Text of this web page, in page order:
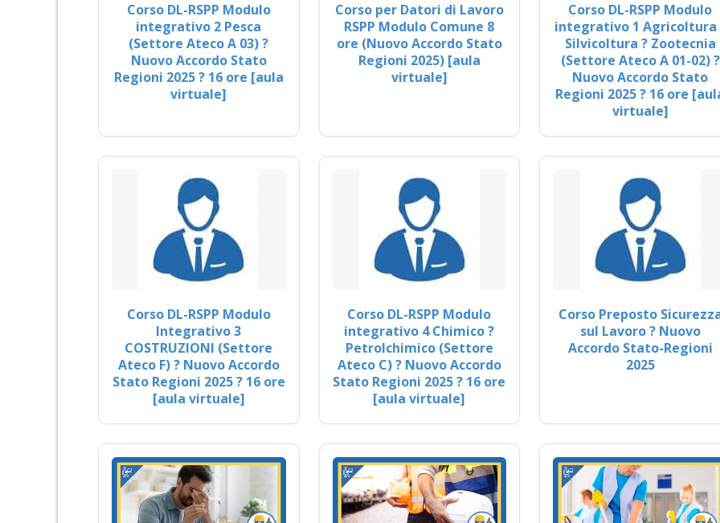
Corso DL-RSPP Modulo
integrativo 2 Pesca
(Settore Ateco A 03) ?
Nuovo Accordo Stato
Regioni 2025 ? 16 ore [aula
virtuale]
Corso per Datori di Lavoro
RSPP Modulo Comune 8
ore (Nuovo Accordo Stato
Regioni 2025) [aula
virtuale]
Corso DL-RSPP Modulo
integrativo 1 Agricoltura
Silvicoltura ? Zootecnia
(Settore Ateco A 01-02) ?
Nuovo Accordo Stato
Regioni 2025 ? 16 ore
virtuale]
Corso DL-RSPP Modulo
Integrativo 3
COSTRUZIONI (Settore
Ateco F) ? Nuovo Accordo
Stato Regioni 2025 ? 16 ore
[aula virtuale]
Corso DL-RSPP Modulo
integrativo 4 Chimico ?
Petrolchimico (Settore
Ateco C) ? Nuovo Accordo
Stato Regioni 2025 ? 16 ore
[aula virtuale]
Corso Preposto
sul Lavoro ? Nuovo
Accordo Stato-Regioni
2025